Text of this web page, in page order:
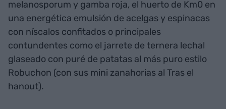
melanosporum y gamba roja, el huerto de Km0 en
una energética emulsión de acelgas y espinacas
con níscalos confitados o principales
contundentes como el jarrete de ternera lechal
glaseado con puré de patatas al más puro estilo
Robuchon (con sus mini zanahorias al Tras el
hanout).